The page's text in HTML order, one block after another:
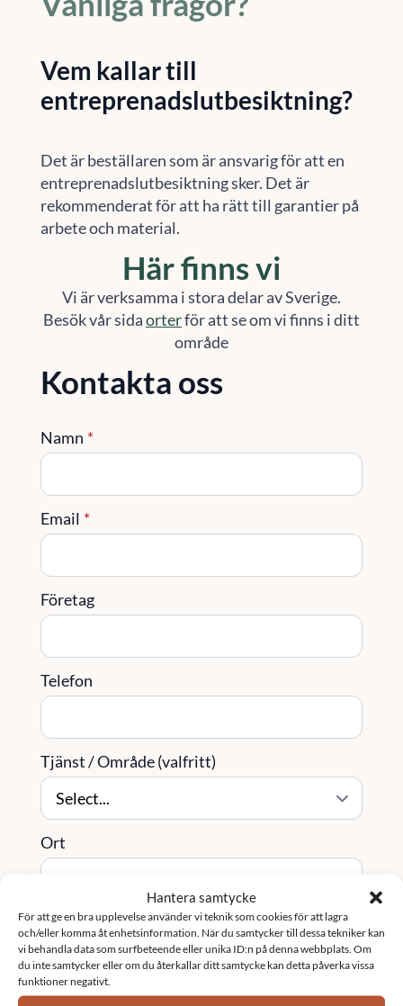
Hantera samtycke
För att ge en bra upplevelse använder vi teknik som cookies för att lagra
och/eller komma åt enhetsinformation. När du samtycker till dessa tekniker kan
vi behandla data som surfbeteende eller unika ID:n på denna webbplats. Om
du inte samtycker eller om du återkallar ditt samtycke kan detta påverka vissa
funktioner negativt.
Vem kallar till
entreprenadslutbesiktning?
Det är beställaren som är ansvarig för att en
entreprenadslutbesiktning sker. Det är
rekommenderat för att ha rätt till garantier på
arbete och material.
Här finns vi
Vi är verksamma i stora delar av Sverige.
Besök vår sidaorterför att se om vi finns i ditt
område
Kontakta oss
Namn *
Email *
Företag
Telefon
Tjänst / Område (valfritt)
Ort
Meddelande*